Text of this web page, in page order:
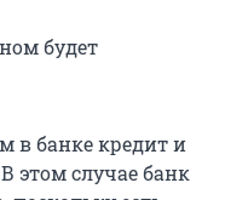
будет
в банке кредит и
этом случае банк